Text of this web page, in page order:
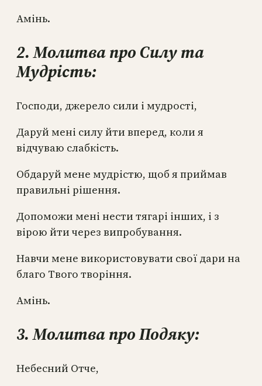
Амінь.
2. Молитва про Силу та
Мудрість:
Господи, джерело сили і мудрості,
Даруй мені силу йти вперед, коли я
відчуваю слабкість.
Обдаруй мене мудрістю, щоб я приймав
правильні рішення.
Допоможи мені нести тягарі інших, і з
вірою йти через випробування.
Навчи мене використовувати свої дари на
благо Твого творіння.
Амінь.
3. Молитва про Подяку:
Небесний Отче,